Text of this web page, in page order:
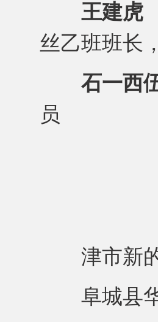
王建虎
丝乙班班长
石一西
员
津市新的
阜城县华